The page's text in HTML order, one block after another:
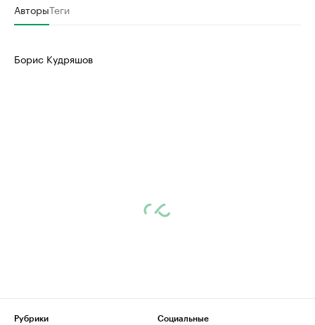
АвторыТеги
Борис Кудряшов
Рубрики
Социальные